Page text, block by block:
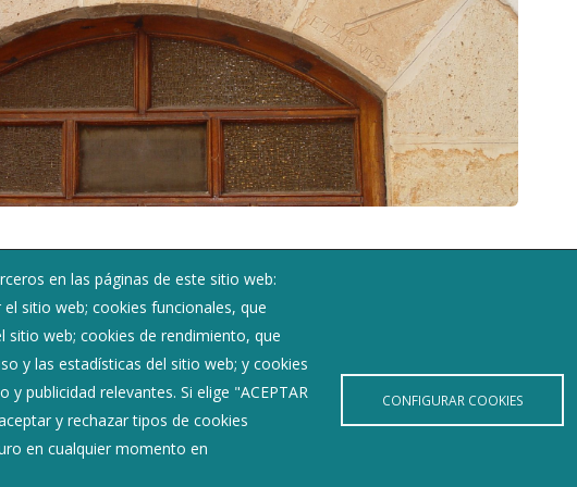
en las páginas de este sitio web:
sitio web; cookies funcionales, que
web; cookies de rendimiento, que
y las estadísticas del sitio web; y cookies
publicidad relevantes. Si elige "ACEPTAR
y rechazar tipos de cookies
en cualquier momento en
CONFIGURAR COOKIES
Corporación Municipal
Teléfonos de interés